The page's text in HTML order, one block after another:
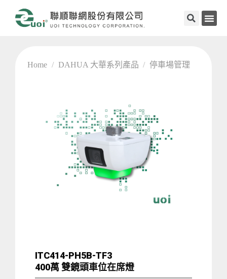
Home / DAHUA 大華系列產品 / 停車場管理
ITC414-PH5B-TF3
400萬 雙鏡頭車位在席燈